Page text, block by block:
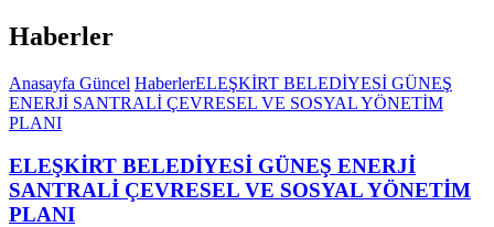
Haberler
Anasayfa Güncel HaberlerELEŞKİRT BELEDİYESİ GÜNEŞ
ENERJİ SANTRALİ ÇEVRESEL VE SOSYAL YÖNETİM
PLANI
ELEŞKİRT BELEDİYESİ GÜNEŞ ENERJİ
SANTRALİ ÇEVRESEL VE SOSYAL YÖNETİM
PLANI